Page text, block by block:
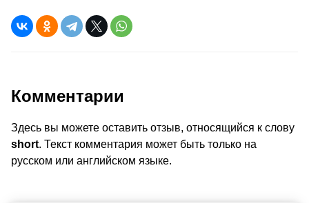
Комментарии
Здесь вы можете оставить отзыв, относящийся к слову
short. Текст комментария может быть только на
русском или английском языке.